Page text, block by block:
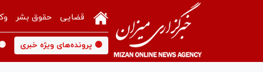
قضایی حقوق بشر
🟡 پرونده‌های ویژه خبری